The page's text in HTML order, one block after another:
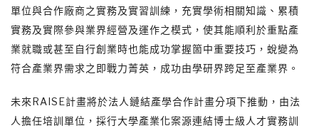
單位與合作廠商之實務及實習訓練，充實學術相關知識、累積
實務及實際參與業界經營及運作之模式，使其能順利於重點產
業就職或甚至自行創業時也能成功掌握箇中重要技巧，蛻變為
符合產業界需求之即戰力菁英，成功由學研界跨足至產業界。
未來RAISE計畫將於法人鏈結產學合作計畫分項下推動，由法
人擔任培訓單位，採行大學產業化案源連結博士級人才實務訓